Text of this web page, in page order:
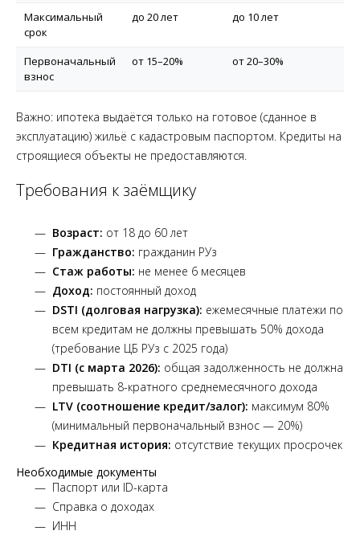
Максимальный
срок
до 20 лет до 10 лет
Первоначальный
взнос
от 15–20% от 20–30%
Важно: ипотека выдаётся только на готовое (сданное в
эксплуатацию) жильё с кадастровым паспортом. Кредиты на
строящиеся объекты не предоставляются.
Требования к заёмщику
Возраст: от 18 до 60 лет
Гражданство: гражданин РУз
Стаж работы: не менее 6 месяцев
Доход: постоянный доход
DSTI (долговая нагрузка): ежемесячные платежи по
всем кредитам не должны превышать 50% дохода
(требование ЦБ РУз с 2025 года)
DTI (с марта 2026): общая задолженность не должна
превышать 8-кратного среднемесячного дохода
LTV (соотношение кредит/залог): максимум 80%
(минимальный первоначальный взнос — 20%)
Кредитная история: отсутствие текущих просрочек
Необходимые документы
Паспорт или ID-карта
Справка о доходах
ИНН